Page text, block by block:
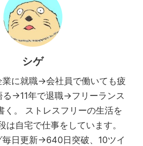
シゲ
業に就職→会社員で働いても疲
る→11年で退職→フリーランス
。 ストレスフリーの生活を
は自宅で仕事をしています。
毎日更新→640日突破、10ツイ